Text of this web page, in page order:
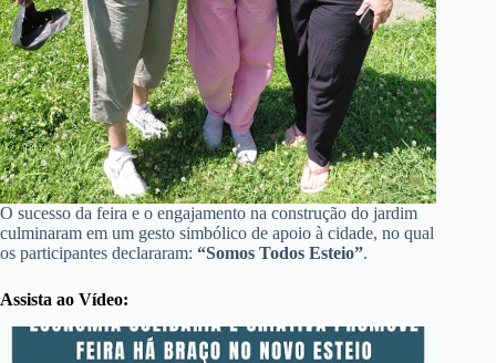
O sucesso da feira e o engajamento na construção do jardim
culminaram em um gesto simbólico de apoio à cidade, no qual
os participantes declararam: “Somos Todos Esteio”.
Assista ao Vídeo: